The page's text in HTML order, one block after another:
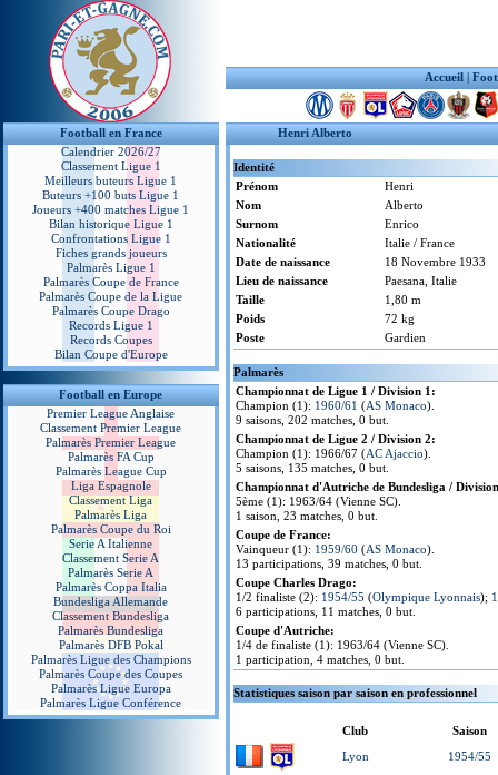
Accueil |
Football en France
Calendrier 2026/27
Classement Ligue 1
Meilleurs buteurs Ligue 1
Buteurs +100 buts Ligue 1
Joueurs +400 matches Ligue 1
Bilan historique Ligue 1
Confrontations Ligue 1
Fiches grands joueurs
Palmarès Ligue 1
Palmarès Coupe de France
Palmarès Coupe de la Ligue
Palmarès Coupe Drago
Records Ligue 1
Records Coupes
Bilan Coupe d'Europe
Football en Europe
Premier League Anglaise
Classement Premier League
Palmarès Premier League
Palmarès FA Cup
Palmarès League Cup
Liga Espagnole
Classement Liga
Palmarès Liga
Palmarès Coupe du Roi
Serie A Italienne
Classement Serie A
Palmarès Serie A
Palmarès Coppa Italia
Bundesliga Allemande
Classement Bundesliga
Palmarès Bundesliga
Palmarès DFB Pokal
Palmarès Ligue des Champions
Palmarès Coupe des Coupes
Palmarès Ligue Europa
Palmarès Ligue Conférence
Henri Alberto
Identité
Prénom
Henri
Nom
Alberto
Surnom
Enrico
Nationalité
Italie / France
Date de naissance
18 Novembre 1933
Lieu de naissance
Paesana, Italie
Taille
1,80 m
Poids
72 kg
Poste
Gardien
Palmarès
Championnat de Ligue 1 / Division 1:
Champion (1): 1960/61 (AS Monaco).
9 saisons, 202 matches, 0 but.
Championnat de Ligue 2 / Division 2:
Champion (1): 1966/67 (AC Ajaccio).
5 saisons, 135 matches, 0 but.
Championnat d'Autriche de Bundesliga /
5ème (1): 1963/64 (Vienne SC).
1 saison, 23 matches, 0 but.
Coupe de France:
Vainqueur (1): 1959/60 (AS Monaco).
13 participations, 39 matches, 0 but.
Coupe Charles Drago:
1/2 finaliste (2): 1954/55 (Olympique Lyonnais);
6 participations, 11 matches, 0 but.
Coupe d'Autriche:
1/4 de finaliste (1): 1963/64 (Vienne SC).
1 participation, 4 matches, 0 but.
Statistiques saison par saison en professionnel
Club
Saison
Lyon
1954/55